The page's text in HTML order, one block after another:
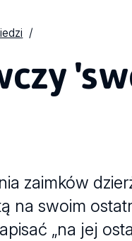
zaimków
na swoim
„na jej